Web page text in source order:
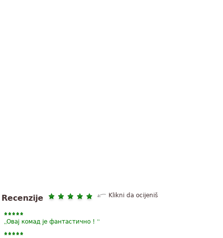
Recenzije Klikni da ocijeniš
„Овај комад је фантастично ! ”